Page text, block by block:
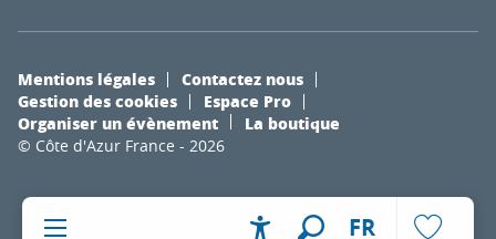
FR
© Côte d'Azur France - 2026
Mentions légales
Contactez nous
Gestion des cookies
Espace Pro
Organiser un évènement
La boutique